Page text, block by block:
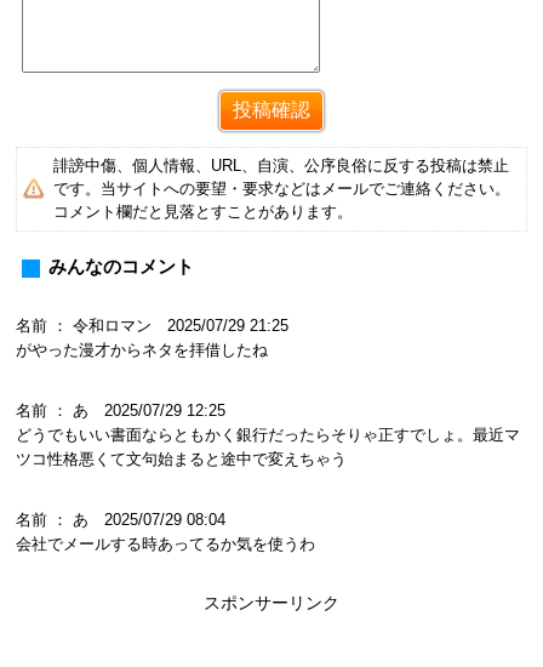
誹謗中傷、個人情報、URL、自演、公序良俗に反する投稿は禁止
です。当サイトへの要望・要求などはメールでご連絡ください。
コメント欄だと見落とすことがあります。
みんなのコメント
名前 ： 令和ロマン 2025/07/29 21:25
がやった漫才からネタを拝借したね
名前 ： あ 2025/07/29 12:25
どうでもいい書面ならともかく銀行だったらそりゃ正すでしょ。最近マ
ツコ性格悪くて文句始まると途中で変えちゃう
名前 ： あ 2025/07/29 08:04
会社でメールする時あってるか気を使うわ
スポンサーリンク